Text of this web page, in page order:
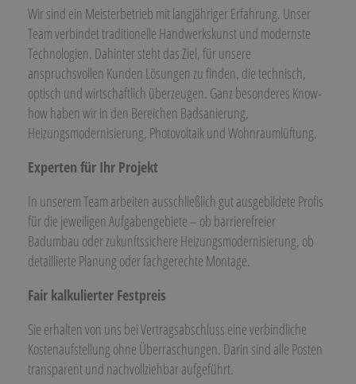
Wir sind ein Meisterbetrieb mit langjähriger Erfahrung. Unser
Team verbindet traditionelle Handwerkskunst und modernste
Technologien. Dahinter steht das Ziel, für unsere
anspruchsvollen Kunden Lösungen zu finden, die technisch,
optisch und wirtschaftlich überzeugen. Ganz besonderes Know-
how haben wir in den Bereichen Badsanierung,
Heizungsmodernisierung, Photovoltaik und Wohnraumlüftung.
Experten für Ihr Projekt
In unserem Team arbeiten ausschließlich gut ausgebildete Profis
für die jeweiligen Aufgabengebiete – ob barrierefreier
Badumbau oder zukunftssichere Heizungsmodernisierung, ob
detaillierte Planung oder fachgerechte Montage.
Fair kalkulierter Festpreis
Sie erhalten von uns bei Vertragsabschluss eine verbindliche
Kostenaufstellung ohne Überraschungen. Darin sind alle Posten
transparent und nachvollziehbar aufgeführt.